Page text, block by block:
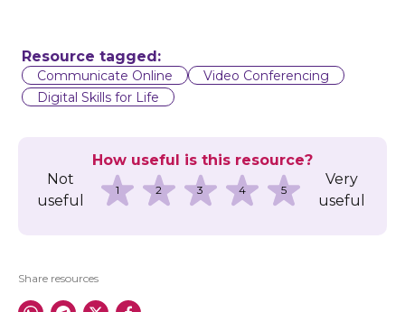
Resource tagged:
Communicate Online
Video Conferencing
Digital Skills for Life
How useful is this resource?
Not
useful
1 2 3 4 5
Very
useful
Share resources